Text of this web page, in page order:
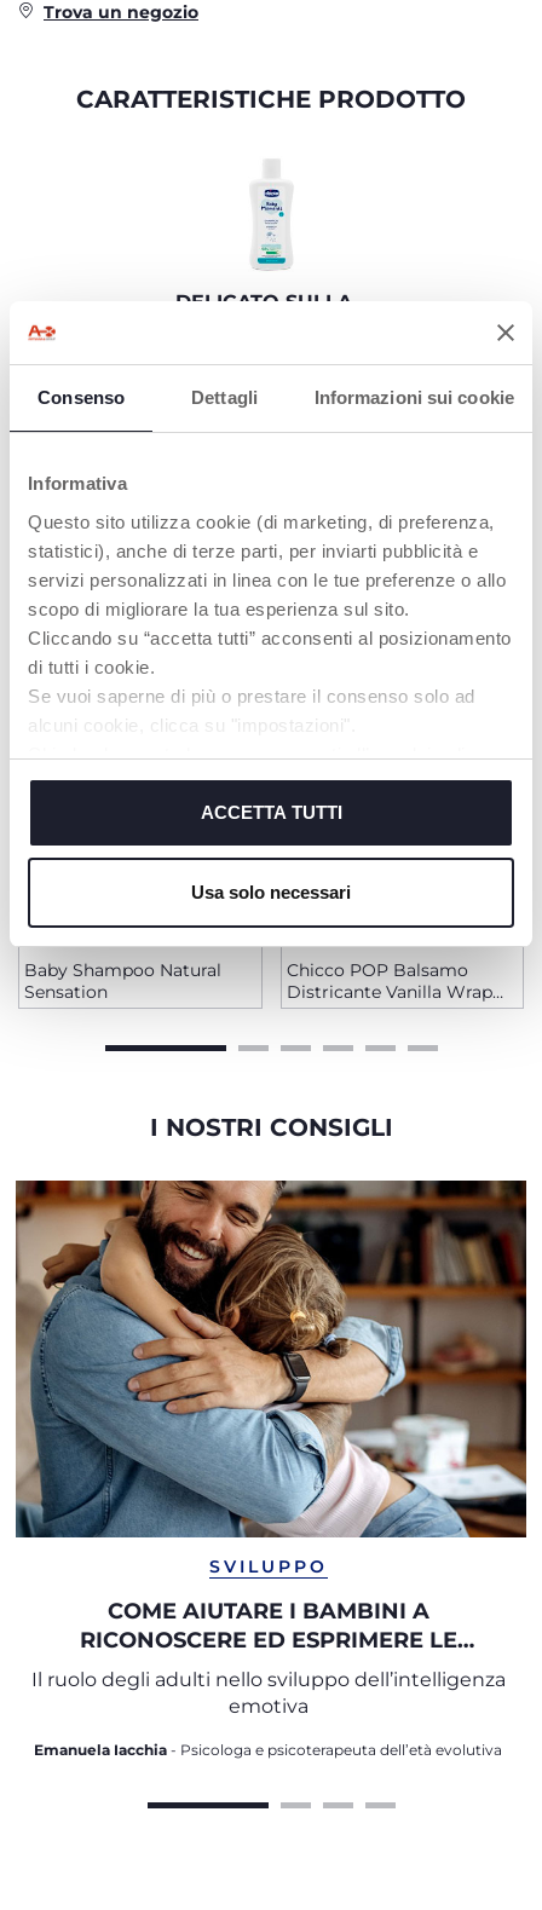
Consenso Dettagli Informazioni sui cookie
Informativa
Questo sito utilizza cookie (di marketing, di preferenza,
statistici), anche di terze parti, per inviarti pubblicità e
servizi personalizzati in linea con le tue preferenze o allo
scopo di migliorare la tua esperienza sul sito.
Cliccando su “accetta tutti” acconsenti al posizionamento
di tutti i cookie.
Se vuoi saperne di più o prestare il consenso solo ad
alcuni cookie, clicca su "impostazioni".
Chiudendo questo banner acconsenti all’uso dei soli
cookie tecnici, indispensabili per fruire del servizio
ACCETTA TUTTI
Usa solo necessari
Trova un negozio
CARATTERISTICHE PRODOTTO
DELICATO SULLA
Deterge
delicatamente i capelli
del bambino, senza
PRODOTTI CHE POTREBBERO
INTERESSARTI
Baby Shampoo Natural
Sensation
Chicco POP Balsamo
Districante Vanilla Wrap
150ml
I NOSTRI CONSIGLI
SVILUPPO
COME AIUTARE I BAMBINI A
RICONOSCERE ED ESPRIMERE LE
PROPRIE EMOZIONI
Il ruolo degli adulti nello sviluppo dell’intelligenza
emotiva
Emanuela Iacchia - Psicologa e psicoterapeuta dell’età evolutiva